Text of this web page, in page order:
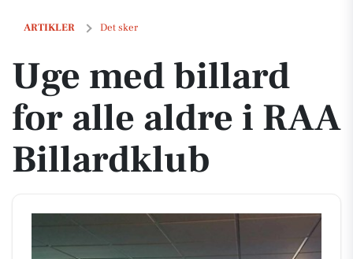
ARTIKLER Det sker
Uge med billard for alle aldre i RAA Billardklub
Uge med billard
for alle aldre i RAA
Billardklub